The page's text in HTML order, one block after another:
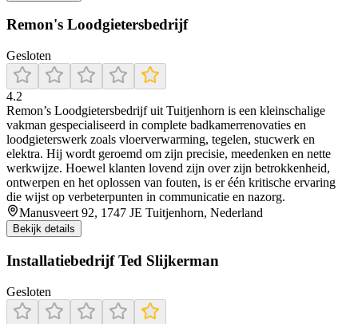
Remon's Loodgietersbedrijf
Gesloten
4.2
Remon’s Loodgietersbedrijf uit Tuitjenhorn is een kleinschalige
vakman gespecialiseerd in complete badkamerrenovaties en
loodgieterswerk zoals vloerverwarming, tegelen, stucwerk en
elektra. Hij wordt geroemd om zijn precisie, meedenken en nette
werkwijze. Hoewel klanten lovend zijn over zijn betrokkenheid,
ontwerpen en het oplossen van fouten, is er één kritische ervaring
die wijst op verbeterpunten in communicatie en nazorg.
Manusveert 92, 1747 JE Tuitjenhorn, Nederland
Bekijk details
Installatiebedrijf Ted Slijkerman
Gesloten